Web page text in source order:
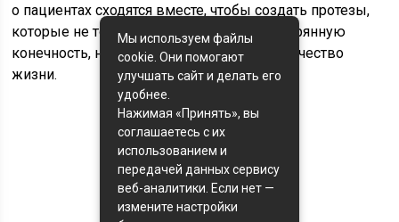
о пациентах сходятся вместе, чтобы создать протезы,
которые не только восстанавливают потерянную
конечность, но и возвращают радость и качество
жизни.
Оценка статьи:
Поделиться с друзьями:
Мы используем файлы
cookie. Они помогают
улучшать сайт и делать его
удобнее.
Нажимая «Принять», вы
соглашаетесь с их
использованием и
передачей данных сервису
веб-аналитики. Если нет —
измените настройки